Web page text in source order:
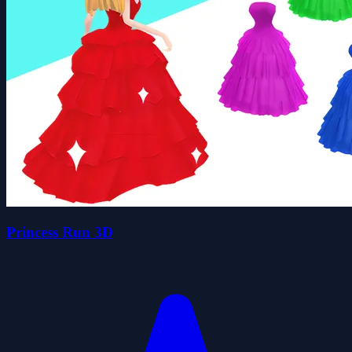
Princess Run 3D